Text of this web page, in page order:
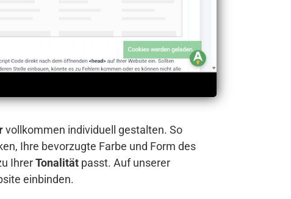
vollkommen individuell gestalten. So
Ihre bevorzugte Farbe und Form des
IhrerTonalität passt. Auf unserer
einbinden.